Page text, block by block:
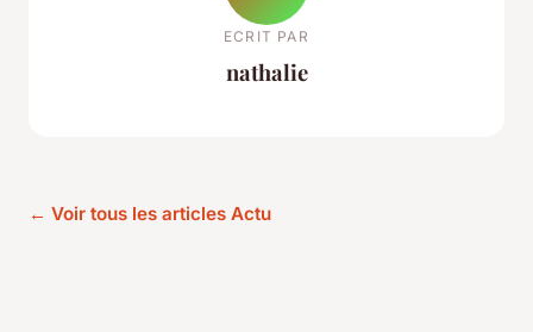
ECRIT PAR
nathalie
← Voir tous les articles Actu